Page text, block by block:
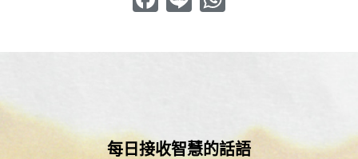
每日接收智慧的話語